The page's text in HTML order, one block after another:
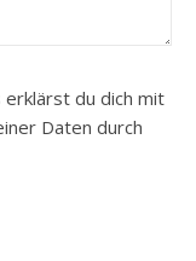
du dich mit
Daten durch